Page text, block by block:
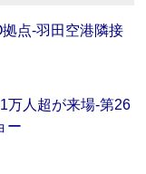
点‐羽田空港隣接
万人超が来場‐第26
ー